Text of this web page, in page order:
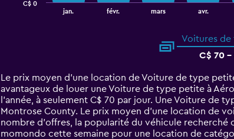
14
categories.
The
chart
has
1
jan. févr. mars avr.
C$ 0
Voitures
C$ 70 -
Le prix moyen d’une location de Voiture de type
avantageux de louer une Voiture de type petite à
l’année, à seulement C$ 70 par jour. Une Voiture
Montrose County. Le prix moyen d’une location de
nombre d’offres, la popularité du véhicule
momondo cette semaine pour une location de